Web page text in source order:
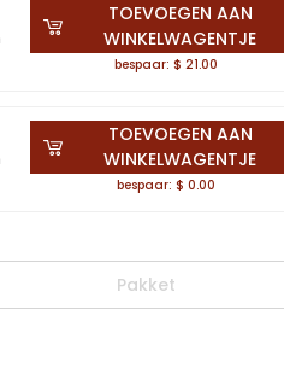
TOEVOEGEN AAN
WINKELWAGENTJE
bespaar: $ 21.00
TOEVOEGEN AAN
WINKELWAGENTJE
bespaar: $ 0.00
Pakket